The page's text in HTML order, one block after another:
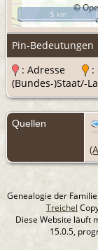
©
5 km
Pin-Bedeutungen
: Adresse
(Bundes-
Quellen
Genealogie der
Treichel
Diese Website läuft
15.0.5,